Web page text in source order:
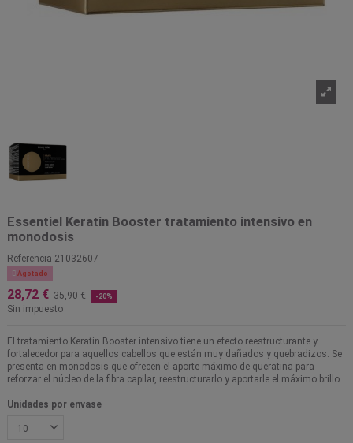
Essentiel Keratin Booster tratamiento intensivo en
monodosis
Referencia 21032607
 Agotado
28,72 € 35,90 € -20%
Sin impuesto
El tratamiento Keratin Booster intensivo tiene un efecto reestructurante y
fortalecedor para aquellos cabellos que están muy dañados y quebradizos. Se
presenta en monodosis que ofrecen el aporte máximo de queratina para
reforzar el núcleo de la fibra capilar, reestructurarlo y aportarle el máximo brillo.
Unidades por envase